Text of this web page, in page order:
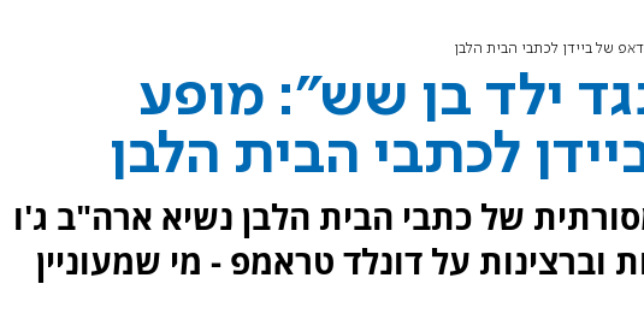
של ביידן לכתבי הבית הלבן
ילד בן שש": מופע
לכתבי הבית הלבן
של כתבי הבית הלבן נשיא ארה"ב ג'ו
וברצינות על דונלד טראמפ - מי שמעוניין